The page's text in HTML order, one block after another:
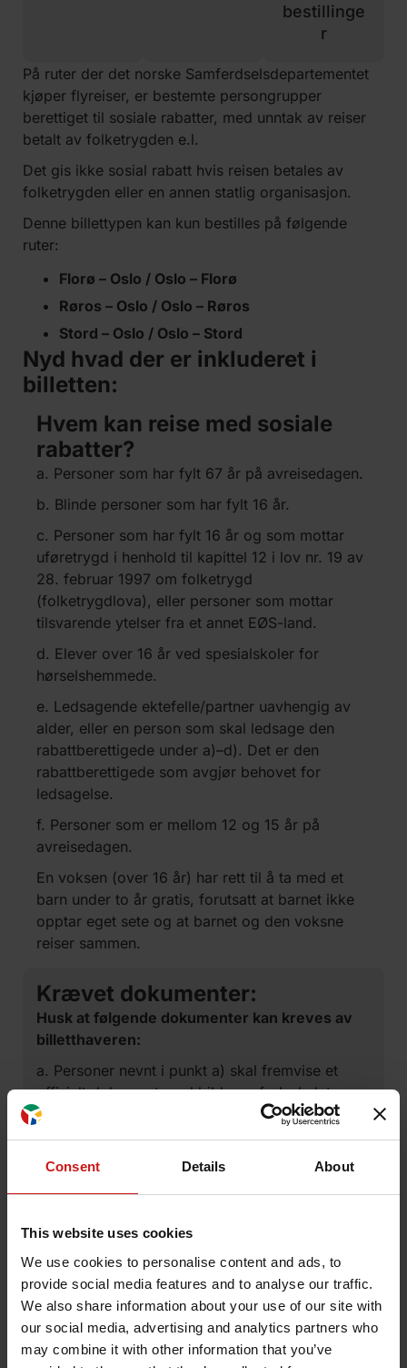
Consent Details About
This website uses cookies
We use cookies to personalise content and ads, to
provide social media features and to analyse our traffic.
We also share information about your use of our site with
our social media, advertising and analytics partners who
may combine it with other information that you’ve
bestillinge
r
På ruter der det norske Samferdselsdepartementet
kjøper flyreiser, er bestemte persongrupper
berettiget til sosiale rabatter, med unntak av reiser
betalt av folketrygden e.l.
Det gis ikke sosial rabatt hvis reisen betales av
folketrygden eller en annen statlig organisasjon.
Denne billettypen kan kun bestilles på følgende
ruter:
Florø – Oslo / Oslo – Florø
Røros – Oslo / Oslo – Røros
Stord – Oslo / Oslo – Stord
Nyd hvad der er inkluderet i
billetten:
Hvem kan reise med sosiale
rabatter?
a. Personer som har fylt 67 år på avreisedagen.
b. Blinde personer som har fylt 16 år.
c. Personer som har fylt 16 år og som mottar
uføretrygd i henhold til kapittel 12 i lov nr. 19 av
28. februar 1997 om folketrygd
(folketrygdlova), eller personer som mottar
tilsvarende ytelser fra et annet EØS-land.
d. Elever over 16 år ved spesialskoler for
hørselshemmede.
e. Ledsagende ektefelle/partner uavhengig av
alder, eller en person som skal ledsage den
rabattberettigede under a)–d). Det er den
rabattberettigede som avgjør behovet for
ledsagelse.
f. Personer som er mellom 12 og 15 år på
avreisedagen.
En voksen (over 16 år) har rett til å ta med et
barn under to år gratis, forutsatt at barnet ikke
opptar eget sete og at barnet og den voksne
reiser sammen.
Krævet dokumenter:
Husk at følgende dokumenter kan kreves av
billetthaveren:
a. Personer nevnt i punkt a) skal fremvise et
offisielt dokument med bilde og fødselsdato.
b. Personer nevnt i avsnitt b) og c) skal fremvise
bevis for berettigelse ved hjelp av offisiell
dokumentasjon fra NAV (folketrygden) eller
fra sitt hjemland.
c. Personer nevnt i punkt d) skal fremvise
studiebevis og et brev fra sosialkontoret om at
studenten mottar stønad i henhold til den norske
folketrygdloven. Personer fra andre EØS-land
skal fremvise tilsvarende dokumentasjon fra sitt